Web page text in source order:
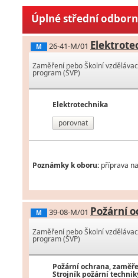
Úplné střední
M 26-41-M/01
Zaměření nebo Školní
program (ŠVP)
Elektrotechnika
porovnat
Poznámky k oboru: příprava
M 39-08-M/01 Požární
Zaměření nebo Školní
program (ŠVP)
Požární ochrana,
Strojník požární